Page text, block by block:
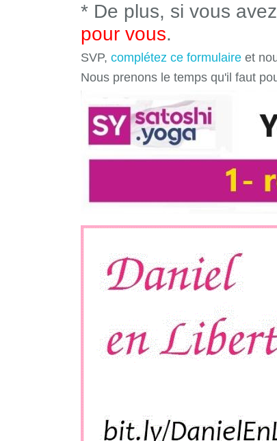
* De plus, si vous
pour vous.
SVP, complétez ce formulaire et
Nous prenons le temps qu'il faut